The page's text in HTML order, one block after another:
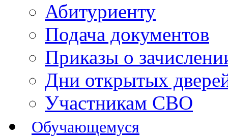
Абитуриенту
Подача документов
Приказы о
Дни открытых
Участникам СВО
Обучающемуся